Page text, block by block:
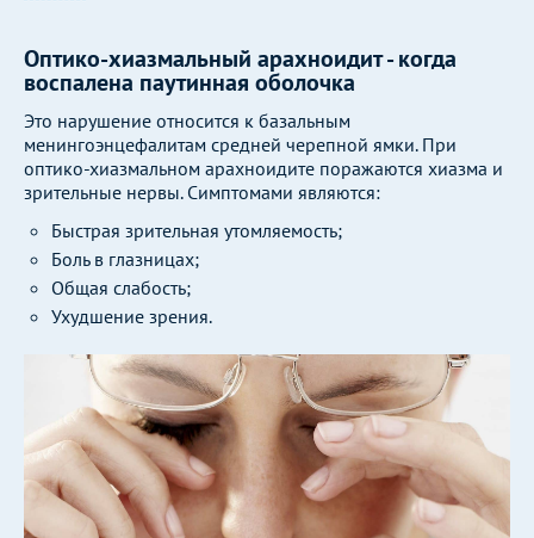
Оптико-хиазмальный арахноидит - когда
воспалена паутинная оболочка
Это нарушение относится к базальным
менингоэнцефалитам средней черепной ямки. При
оптико-хиазмальном арахноидите поражаются хиазма и
зрительные нервы. Симптомами являются:
Быстрая зрительная утомляемость;
Боль в глазницах;
Общая слабость;
Ухудшение зрения.